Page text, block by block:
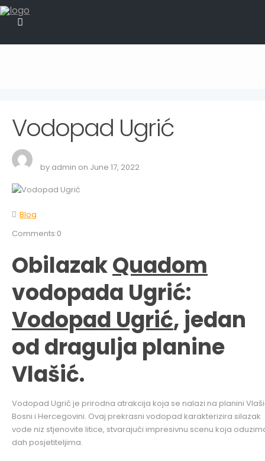
Vodopad Ugrić
by admin on June 17, 2022
Blog
Comments:0
ObilazakQuadom
vodopada Ugrić:
Vodopad Ugrić, jedan
od dragulja planine
Vlašić.
Vodopad Ugrić je prirodna atrakcija koja se nalazi na planini
Bosni i Hercegovini. Ovaj prekrasni vodopad karakterizira silazak
vode niz stjenovite litice, stvarajući impresivnu scenu koja
dah posjetiteljima.